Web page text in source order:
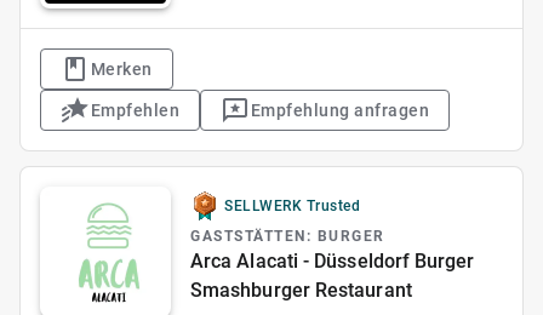
Merken
Empfehlen Empfehlung anfragen
SELLWERK Trusted
GASTSTÄTTEN: BURGER
Arca Alacati - Düsseldorf Burger
Smashburger Restaurant